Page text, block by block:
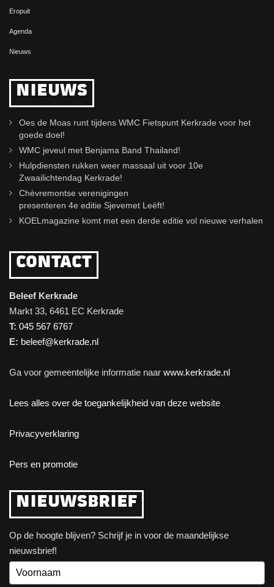
Eropuit
Agenda
Nieuws
NIEUWS
Oes de Moas runt tijdens WMC Fietspunt Kerkrade voor het
goede doel!
WMC jeveul met Benjama Band Thailand!
Hulpdiensten rukken weer massaal uit voor 10e
Zwaailichtendag Kerkrade!
Chèvremontse verenigingen
presenteren 4e editie Sjevemet Leëft!
KOELmagazine komt met een derde editie vol nieuwe verhalen
CONTACT
Beleef Kerkrade
Markt 33, 6461 EC Kerkrade
T: 045 567 6767
E: beleef@kerkrade.nl
Ga voor gemeentelijke informatie naar www.kerkrade.nl
Lees alles over de toegankelijkheid van deze website
Privacyverklaring
Pers en promotie
NIEUWSBRIEF
Op de hoogte blijven? Schrijf je in voor de maandelijkse
nieuwsbrief!